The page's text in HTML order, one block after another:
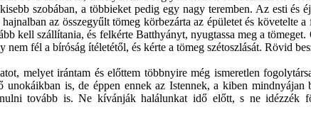
szobában, a többieket pedig egy nagy teremben. Az esti
az összegyűlt tömeg körbezárta az épületet és
kell szállítania, és felkérte Batthyányt, nyugtassa meg a
nem fél a bíróság ítéletétől, és kérte a tömeg szétoszlását. Rövid
melyet irántam és előttem többnyire még ismeretlen
unokáikban is, de éppen ennek az Istennek, a kiben
tovább is. Ne kívánják halálunkat idő előtt, s ne